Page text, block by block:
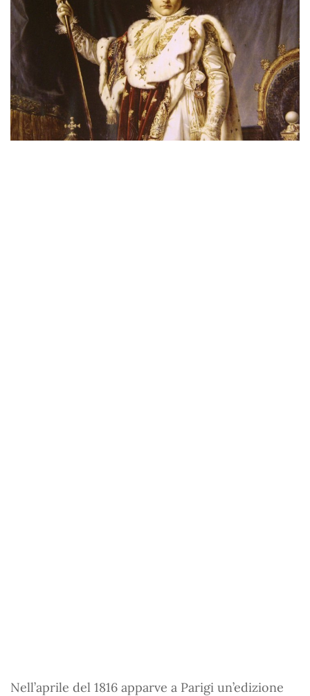
Nell’aprile del 1816 apparve a Parigi un’edizione